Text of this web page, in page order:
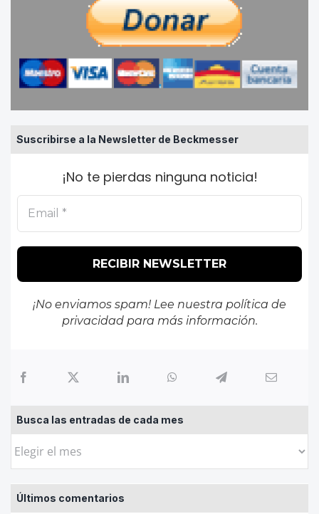
Suscribirse a la Newsletter de Beckmesser
¡No te pierdas ninguna noticia!
¡No enviamos spam! Lee nuestra política de
privacidadpara más información.
Busca las entradas de cada mes
Busca
entradas
de
Últimos comentarios